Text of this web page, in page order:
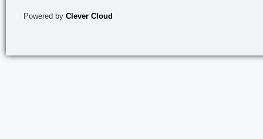
Powered by Clever Cloud